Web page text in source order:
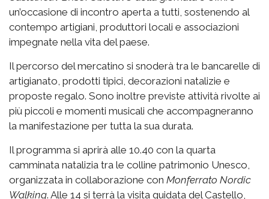
un’occasione di incontro aperta a tutti, sostenendo al
contempo artigiani, produttori locali e associazioni
impegnate nella vita del paese.
Il percorso del mercatino si snoderà tra le bancarelle di
artigianato, prodotti tipici, decorazioni natalizie e
proposte regalo. Sono inoltre previste attività rivolte ai
più piccoli e momenti musicali che accompagneranno
la manifestazione per tutta la sua durata.
Il programma si aprirà alle 10.40 con la quarta
camminata natalizia tra le colline patrimonio Unesco,
organizzata in collaborazione con Monferrato Nordic
Walking. Alle 14 si terrà la visita guidata del Castello,